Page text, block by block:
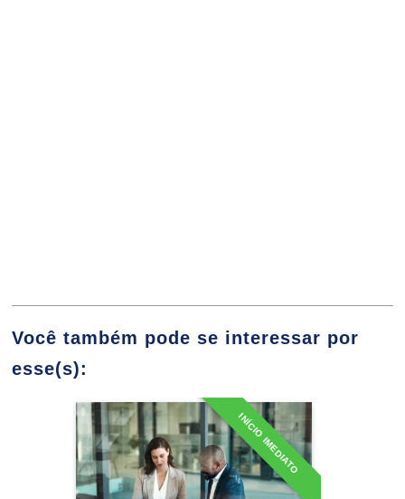
Do Casamento e União Estável
Habilitação para o Casamento
Você também pode se interessar por
esse(s):
INÍCIO IMEDIATO
Especialização em Direito
Administrativo
Detalhes do curso